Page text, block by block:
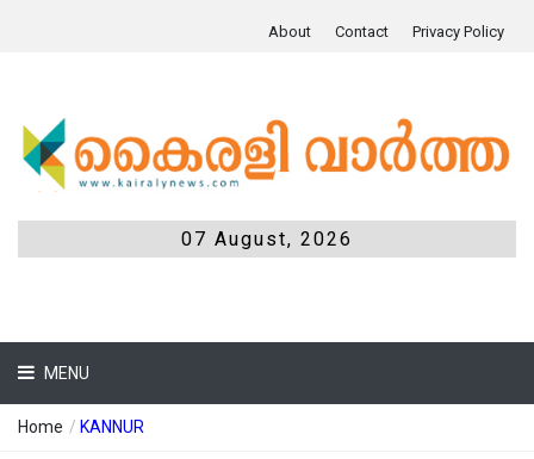
About Contact Privacy Policy
07 August, 2026
MENU
Home / KANNUR